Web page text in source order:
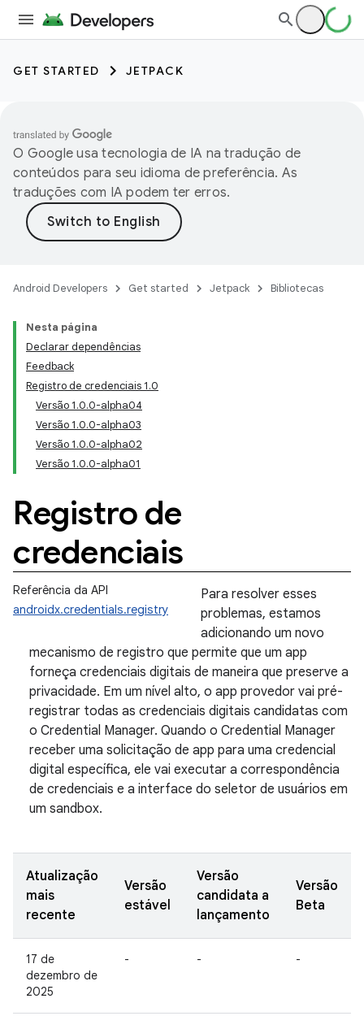
GET STARTED JETPACK
O Google usa tecnologia de IA na tradução de
conteúdos para seu idioma de preferência. As
traduções com IA podem ter erros.
Android Developers Get started Jetpack Bibliotecas
Nesta página
Declarar dependências
Feedback
Registro de credenciais 1.0
Versão 1.0.0-alpha04
Versão 1.0.0-alpha03
Versão 1.0.0-alpha02
Versão 1.0.0-alpha01
Registro de
credenciais
Referência da API
androidx.credentials.registry
Para resolver esses
problemas, estamos
adicionando um novo
mecanismo de registro que permite que um app
forneça credenciais digitais de maneira que preserve a
privacidade. Em um nível alto, o app provedor vai pré-
registrar todas as credenciais digitais candidatas com
o Credential Manager. Quando o Credential Manager
receber uma solicitação de app para uma credencial
digital específica, ele vai executar a correspondência
de credenciais e a interface do seletor de usuários em
um sandbox.
Atualização
mais
recente
Versão
estável
Versão
candidata a
lançamento
Versão
Beta
17 de
dezembro de
2025
- - -